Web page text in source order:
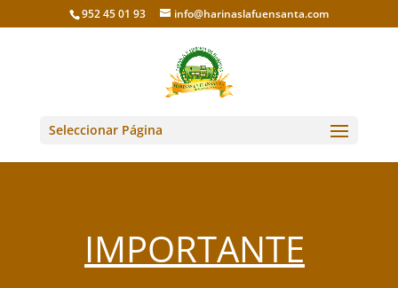
952 45 01 93 info@harinaslafuensanta.com
Seleccionar Página
IMPORTANTE